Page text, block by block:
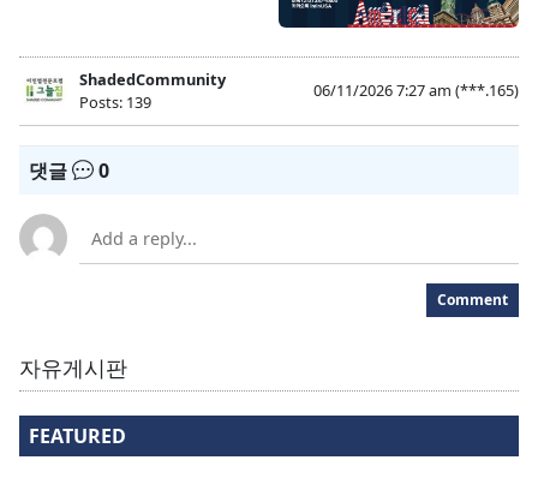
ShadedCommunity
Posts: 139
06/11/2026 7:27 am (***.165)
댓글 0
Comment
자유게시판
FEATURED